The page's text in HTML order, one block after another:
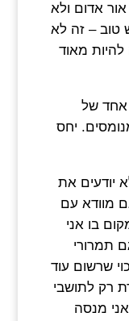
אדום ולא
טוב – זה לא
מאוד
אחד של
יחס
יודעים את
מוודא עם
בו אני
תמרורי
שרשום עוד
רק לתושבי
מנסה